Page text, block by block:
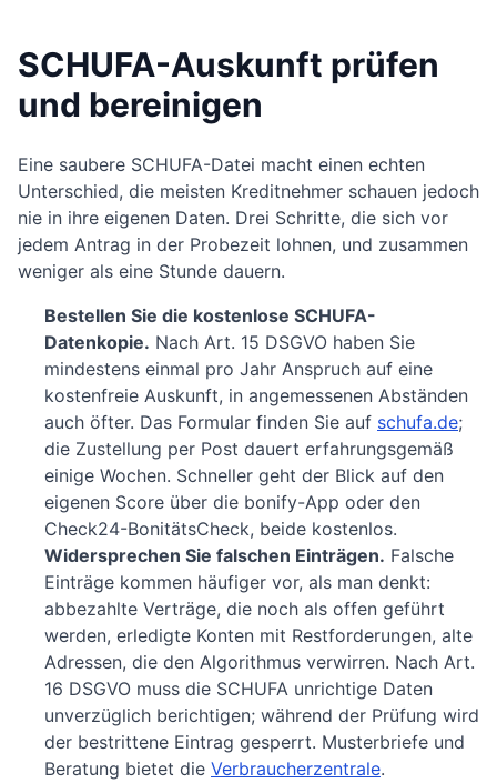
SCHUFA-Auskunft prüfen
und bereinigen
Eine saubere SCHUFA-Datei macht einen echten
Unterschied, die meisten Kreditnehmer schauen jedoch
nie in ihre eigenen Daten. Drei Schritte, die sich vor
jedem Antrag in der Probezeit lohnen, und zusammen
weniger als eine Stunde dauern.
Bestellen Sie die kostenlose SCHUFA-
Datenkopie. Nach Art. 15 DSGVO haben Sie
mindestens einmal pro Jahr Anspruch auf eine
kostenfreie Auskunft, in angemessenen Abständen
auch öfter. Das Formular finden Sie auf schufa.de;
die Zustellung per Post dauert erfahrungsgemäß
einige Wochen. Schneller geht der Blick auf den
eigenen Score über die bonify-App oder den
Check24-BonitätsCheck, beide kostenlos.
Widersprechen Sie falschen Einträgen. Falsche
Einträge kommen häufiger vor, als man denkt:
abbezahlte Verträge, die noch als offen geführt
werden, erledigte Konten mit Restforderungen, alte
Adressen, die den Algorithmus verwirren. Nach Art.
16 DSGVO muss die SCHUFA unrichtige Daten
unverzüglich berichtigen; während der Prüfung wird
der bestrittene Eintrag gesperrt. Musterbriefe und
Beratung bietet die Verbraucherzentrale.